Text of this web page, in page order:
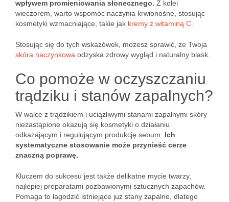
wpływem promieniowania słonecznego. Z kolei
wieczorem, warto wspomóc naczynia krwionośne, stosując
kosmetyki wzmacniające, takie jak kremy z witaminą C
Stosując się do tych wskazówek, możesz sprawić, że Twoja
skóra naczynkowa odzyska zdrowy wygląd i naturalny blask.
Co pomoże w oczyszczaniu
trądziku i stanów zapalnych?
W walce z trądzikiem i uciążliwymi stanami zapalnymi skóry
niezastąpione okazują się kosmetyki o działaniu
odkażającym i regulującym produkcję sebum. Ich
systematyczne stosowanie może przynieść cerze
znaczną poprawę.
Kluczem do sukcesu jest także delikatne mycie twarzy,
najlepiej preparatami pozbawionymi sztucznych zapachów.
Pomaga to łagodzić istniejące już stany zapalne, dlatego